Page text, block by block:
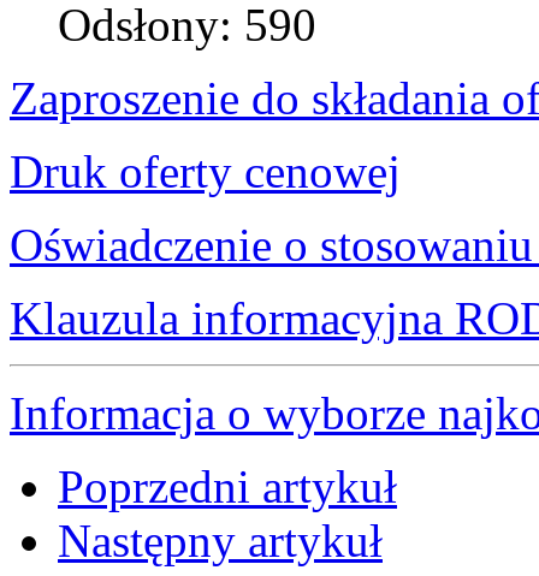
Odsłony: 590
Zaproszenie do składania
Druk oferty cenowej
Oświadczenie o
Klauzula informacyjna
Informacja o wyborze
Poprzedni artykuł
Następny artykuł